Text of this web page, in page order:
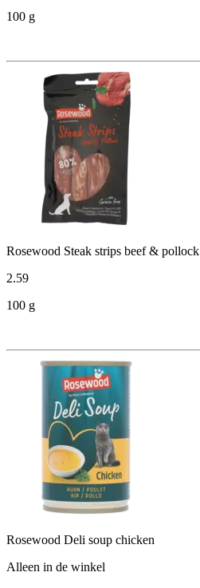
100 g
Rosewood Steak strips beef & pollock
2.59
100 g
Rosewood Deli soup chicken
Alleen in de winkel